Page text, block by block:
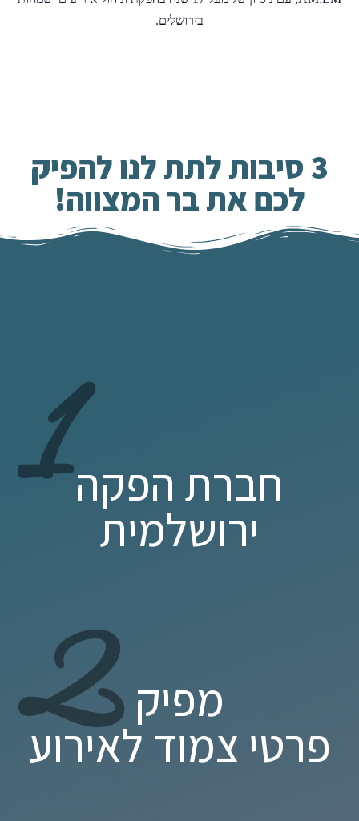
בירושלים.
3 סיבות לתת לנו להפיק
לכם את בר המצווה!
1חברת הפקה
ירושלמית
2 מפיק
פרטי צמוד לאירוע